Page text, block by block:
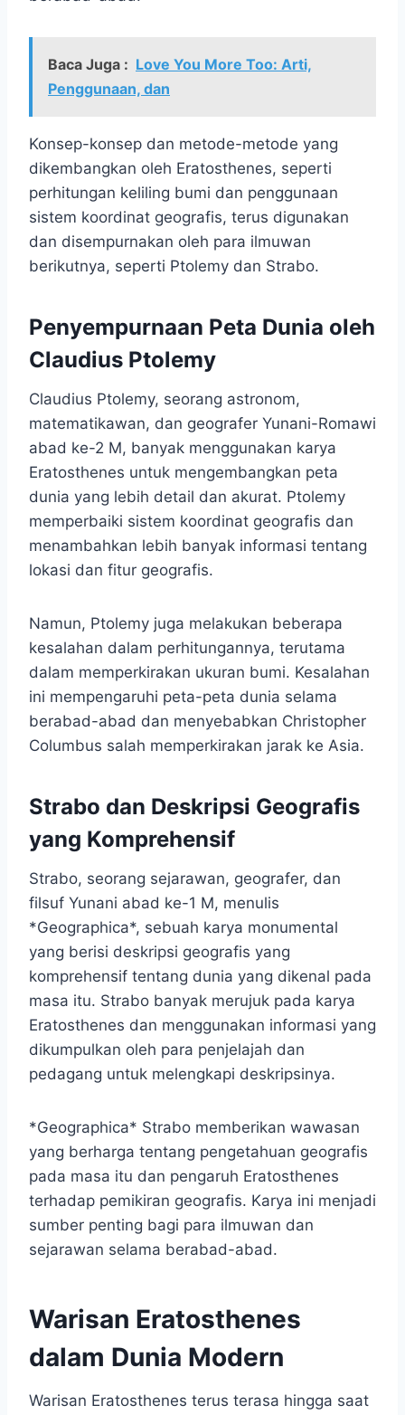
Baca Juga : Love You More Too: Arti,
Penggunaan, dan
Konsep-konsep dan metode-metode yang
dikembangkan oleh Eratosthenes, seperti
perhitungan keliling bumi dan penggunaan
sistem koordinat geografis, terus digunakan
dan disempurnakan oleh para ilmuwan
berikutnya, seperti Ptolemy dan Strabo.
Penyempurnaan Peta Dunia oleh
Claudius Ptolemy
Claudius Ptolemy, seorang astronom,
matematikawan, dan geografer Yunani-Romawi
abad ke-2 M, banyak menggunakan karya
Eratosthenes untuk mengembangkan peta
dunia yang lebih detail dan akurat. Ptolemy
memperbaiki sistem koordinat geografis dan
menambahkan lebih banyak informasi tentang
lokasi dan fitur geografis.
Namun, Ptolemy juga melakukan beberapa
kesalahan dalam perhitungannya, terutama
dalam memperkirakan ukuran bumi. Kesalahan
ini mempengaruhi peta-peta dunia selama
berabad-abad dan menyebabkan Christopher
Columbus salah memperkirakan jarak ke Asia.
Strabo dan Deskripsi Geografis
yang Komprehensif
Strabo, seorang sejarawan, geografer, dan
filsuf Yunani abad ke-1 M, menulis
*Geographica*, sebuah karya monumental
yang berisi deskripsi geografis yang
komprehensif tentang dunia yang dikenal pada
masa itu. Strabo banyak merujuk pada karya
Eratosthenes dan menggunakan informasi yang
dikumpulkan oleh para penjelajah dan
pedagang untuk melengkapi deskripsinya.
*Geographica* Strabo memberikan wawasan
yang berharga tentang pengetahuan geografis
pada masa itu dan pengaruh Eratosthenes
terhadap pemikiran geografis. Karya ini menjadi
sumber penting bagi para ilmuwan dan
sejarawan selama berabad-abad.
Warisan Eratosthenes
dalam Dunia Modern
Warisan Eratosthenes terus terasa hingga saat